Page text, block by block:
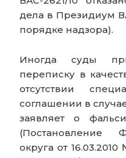
дела в Президиум
порядке надзора).
Иногда суды
переписку в
отсутствии
соглашении в
заявляет о
(Постановление
округа от